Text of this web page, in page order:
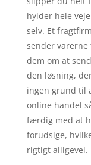
hylder hele
selv. Et
sender
dem om at
den løsning,
ingen grund til
online handel
færdig med at
forudsige,
rigtigt alligevel.